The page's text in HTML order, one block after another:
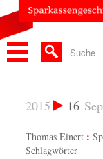
16
2015
Thomas Einert
Schlagwörter